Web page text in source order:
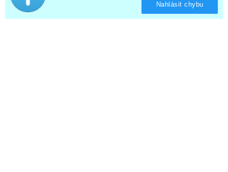
Nahlásit chybu